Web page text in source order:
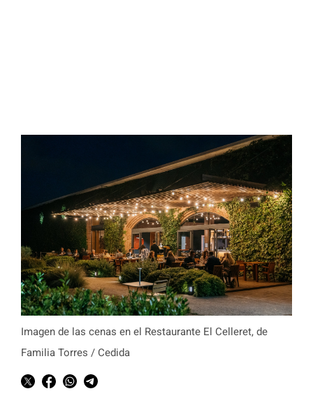
Imagen de las cenas en el Restaurante El Celleret, de
Familia Torres / Cedida